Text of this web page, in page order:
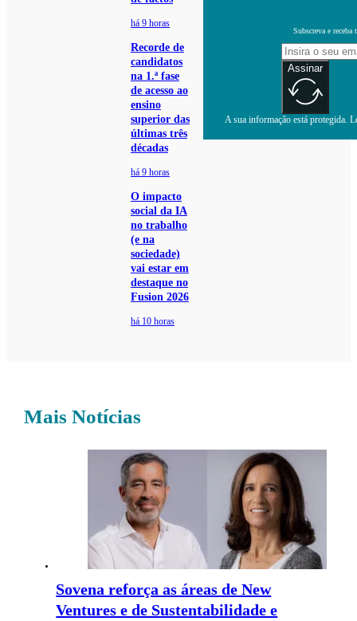
há 9 horas
Recorde de
candidatos
na 1.ª fase
de acesso ao
ensino
superior das
últimas três
décadas
há 9 horas
O impacto
social da IA
no trabalho
(e na
sociedade)
vai estar em
destaque no
Fusion 2026
há 10 horas
Subscreva e receba
Assinar
A sua informação está protegida.
Mais Notícias
Sovena reforça as áreas de New
Ventures e de Sustentabilidade e